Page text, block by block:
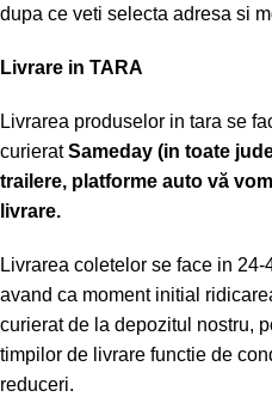
dupa ce veti selecta adresa si
Livrare in TARA
Livrarea produselor in tara se
curieratSameday (in toate
trailere, platforme auto vă
livrare.
Livrarea coletelor se face in
avand ca moment initial
curierat de la depozitul nostru,
timpilor de livrare functie de
reduceri.